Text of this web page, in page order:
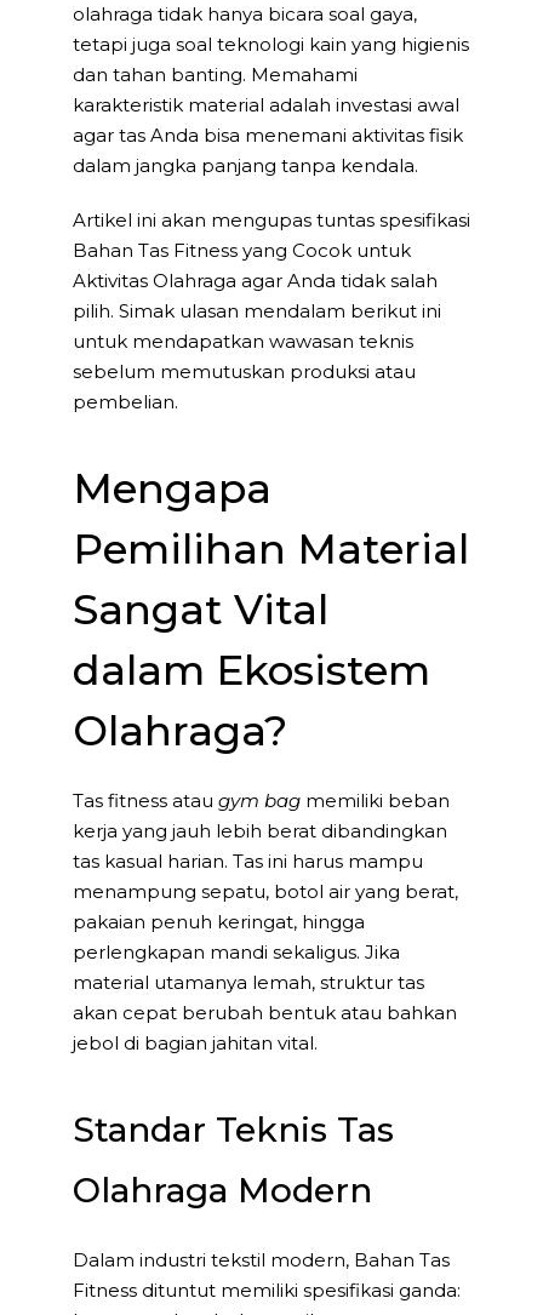
olahraga tidak hanya bicara soal gaya,
tetapi juga soal teknologi kain yang higienis
dan tahan banting. Memahami
karakteristik material adalah investasi awal
agar tas Anda bisa menemani aktivitas fisik
dalam jangka panjang tanpa kendala.
Artikel ini akan mengupas tuntas spesifikasi
Bahan Tas Fitness yang Cocok untuk
Aktivitas Olahraga agar Anda tidak salah
pilih. Simak ulasan mendalam berikut ini
untuk mendapatkan wawasan teknis
sebelum memutuskan produksi atau
pembelian.
Mengapa
Pemilihan Material
Sangat Vital
dalam Ekosistem
Olahraga?
Tas fitness atau gym bag memiliki beban
kerja yang jauh lebih berat dibandingkan
tas kasual harian. Tas ini harus mampu
menampung sepatu, botol air yang berat,
pakaian penuh keringat, hingga
perlengkapan mandi sekaligus. Jika
material utamanya lemah, struktur tas
akan cepat berubah bentuk atau bahkan
jebol di bagian jahitan vital.
Standar Teknis Tas
Olahraga Modern
Dalam industri tekstil modern, Bahan Tas
Fitness dituntut memiliki spesifikasi ganda: